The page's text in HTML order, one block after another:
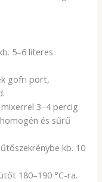
5–6 literes
gofri port,
3–4 percig
és sűrű
kb. 10
180–190 °C-ra.